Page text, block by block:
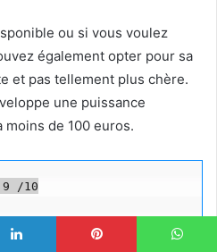
ou si vous voulez
également opter pour sa
et pas tellement plus chère.
une puissance
moins de 100 euros.
/10